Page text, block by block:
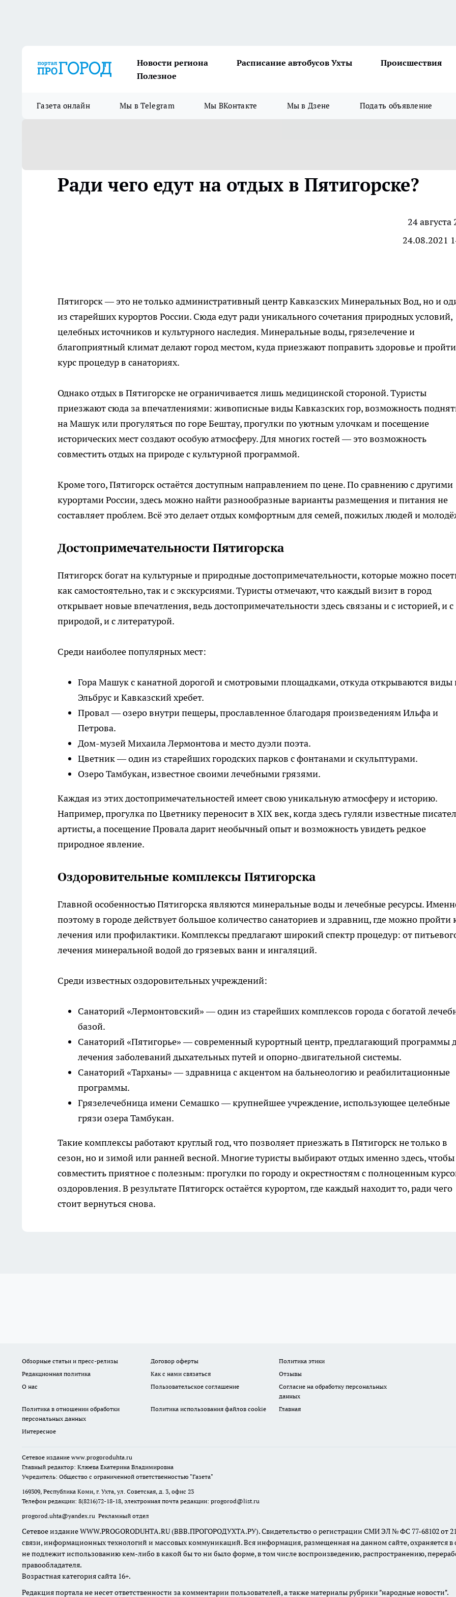
Новости региона Расписание автобусов Ухты Происшествия
Полезное
Газета онлайн Мы в Telegram Мы ВКонтакте Мы в Дзене Подать объявление
Ради чего едут на отдых в Пятигорске?
24 августа
24.08.2021
Пятигорск — это не только административный центр Кавказских Минеральных Вод, но и
из старейших курортов России. Сюда едут ради уникального сочетания природных условий,
целебных источников и культурного наследия. Минеральные воды, грязелечение и
благоприятный климат делают город местом, куда приезжают поправить здоровье и пройти
курс процедур в санаториях.
Однако отдых в Пятигорске не ограничивается лишь медицинской стороной. Туристы
приезжают сюда за впечатлениями: живописные виды Кавказских гор, возможность
на Машук или прогуляться по горе Бештау, прогулки по уютным улочкам и посещение
исторических мест создают особую атмосферу. Для многих гостей — это возможность
совместить отдых на природе с культурной программой.
Кроме того, Пятигорск остаётся доступным направлением по цене. По сравнению с другими
курортами России, здесь можно найти разнообразные вариантыразмещения и питания не
составляет проблем. Всё это делает отдых комфортным для семей, пожилых людей и
Достопримечательности Пятигорска
Пятигорск богат на культурные и природные достопримечательности, которые можно
как самостоятельно, так и с экскурсиями. Туристы отмечают, что каждый визит в город
открывает новые впечатления, ведь достопримечательности здесь связаны и с историей, и с
природой, и с литературой.
Среди наиболее популярных мест:
Гора Машук с канатной дорогой и смотровыми площадками, откуда открываются виды
Эльбрус и Кавказский хребет.
Провал — озеро внутри пещеры, прославленное благодаря произведениям Ильфа и
Петрова.
Дом-музей Михаила Лермонтова и место дуэли поэта.
Цветник — один из старейших городских парков с фонтанами и скульптурами.
Озеро Тамбукан, известное своими лечебными грязями.
Каждая из этих достопримечательностей имеет свою уникальную атмосферу и историю.
Например, прогулка по Цветнику переносит в XIX век, когда здесь гуляли известные
артисты, а посещение Провала дарит необычный опыт и возможность увидеть редкое
природное явление.
Оздоровительные комплексы Пятигорска
Главной особенностью Пятигорска являются минеральные воды и лечебные ресурсы.
поэтому в городе действует большое количество санаториев и здравниц, где можно пройти
лечения или профилактики. Комплексы предлагают широкий спектр процедур: от
лечения минеральной водой до грязевых ванн и ингаляций.
Среди известных оздоровительных учреждений:
Санаторий «Лермонтовский» — один из старейших комплексов города с богатой
базой.
Санаторий «Пятигорье» — современный курортный центр, предлагающий программы
лечения заболеваний дыхательных путей и опорно-двигательной системы.
Санаторий «Тарханы» — здравница с акцентом на бальнеологию и реабилитационные
программы.
Грязелечебница имени Семашко — крупнейшее учреждение, использующее целебные
грязи озера Тамбукан.
Такие комплексы работают круглый год, что позволяет приезжать в Пятигорск не только в
сезон, но и зимой или ранней весной. Многие туристы выбирают отдых именно здесь, чтобы
совместить приятное с полезным: прогулки по городу и окрестностям с полноценным
оздоровления. В результате Пятигорск остаётся курортом, где каждый находит то, ради чего
стоит вернуться снова.
Обзорные статьи и пресс-релизы Договор оферты
Политика этики
Редакционная политика
Как с нами связаться
Отзывы
О нас
Пользовательское соглашение
Согласие на обработку персональных
данных
Политика в отношении обработки
персональных данных
Политика использования файлов cookie Главная
Интересное
Сетевое издание www.progoroduhta.ru
Главный редактор: Клюева Екатерина Владимировна
Учредитель: Общество с ограниченной ответственностью "Газета"
169309, Республика Коми, г. Ухта, ул. Советская, д. 3, офис 23
Телефон редакции: 8(8216)72-18-18, электронная почта редакции: progorod@list.ru
progorod.uhta@yandex.ru Рекламный отдел
Сетевое издание WWW.PROGORODUHTA.RU (ВВВ.ПРОГОРОДУХТА.РУ). Свидетельство о регистрации СМИ ЭЛ № ФС 77-68102 от
связи, информационных технологий и массовых коммуникаций. Вся информация, размещенная на данном сайте, охраняется в
не подлежит использованию кем-либо в какой бы то ни было форме, в том числе воспроизведению, распространению,
правообладателя.
Возрастная категория сайта 16+.
Редакция портала не несет ответственности за комментарии пользователей, а также материалы рубрики "народные новости".